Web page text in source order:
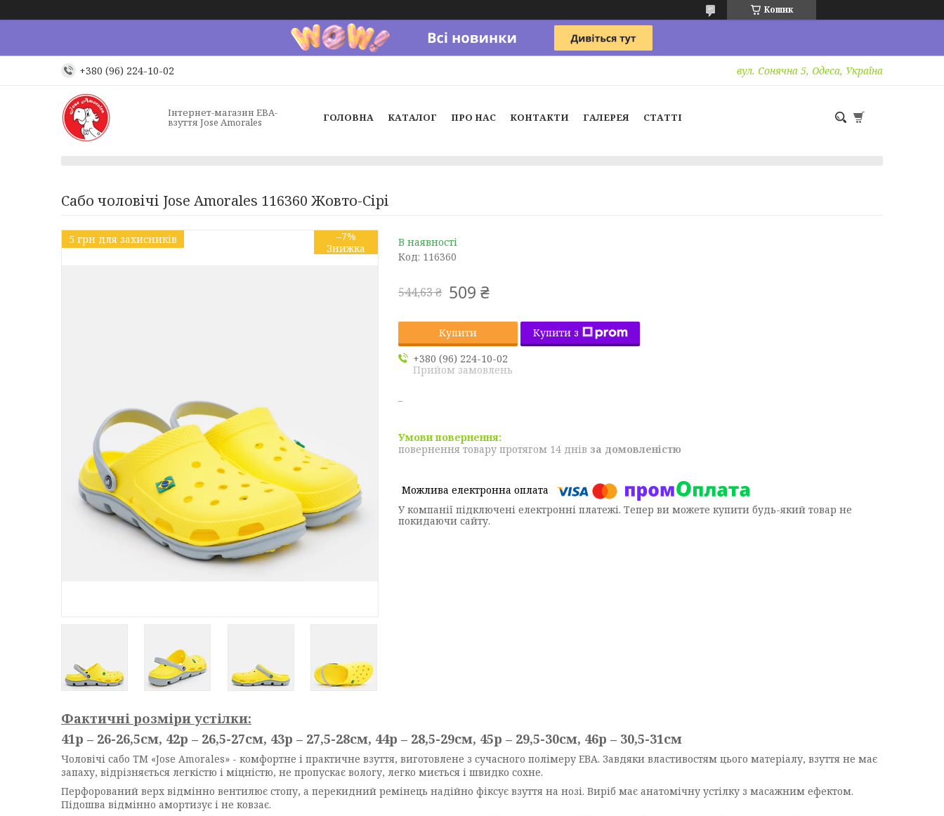
Кошик
+380 (96) 224-10-02 вул. Сонячна 5, Одеса, Україна
Інтернет-магазин ЕВА-
взуття Jose Amorales ГОЛОВНА КАТАЛОГ ПРО НАС КОНТАКТИ ГАЛЕРЕЯ СТАТТІ
Сабо чоловічі Jose Amorales 116360 Жовто-Сірі
5 грн для захисників –7%
В наявності
Код: 116360
544,63 ₴ 509 ₴
Купити
Купити з
+380 (96) 224-10-02
Прийом замовлень
повернення товару протягом 14 днів за домовленістю
У компанії підключені електронні платежі. Тепер ви можете купити будь-який товар не
покидаючи сайту.
Фактичні розміри устілки:
41р – 26-26,5см, 42р – 26,5-27см, 43р – 27,5-28см, 44р – 28,5-29см, 45р – 29,5-30см, 46р – 30,5-31см
Чоловічі сабо TM «Jose Amorales» - комфортне і практичне взуття, виготовлене з сучасного полімеру ЕВА. Завдяки властивостям цього матеріалу, взуття не має
запаху, відрізняється легкістю і міцністю, не пропускає вологу, легко миється і швидко сохне.
Перфорований верх відмінно вентилює стопу, а перекидний ремінець надійно фіксує взуття на нозі. Виріб має анатомічну устілку з масажним ефектом.
Підошва відмінно амортизує і не ковзає.